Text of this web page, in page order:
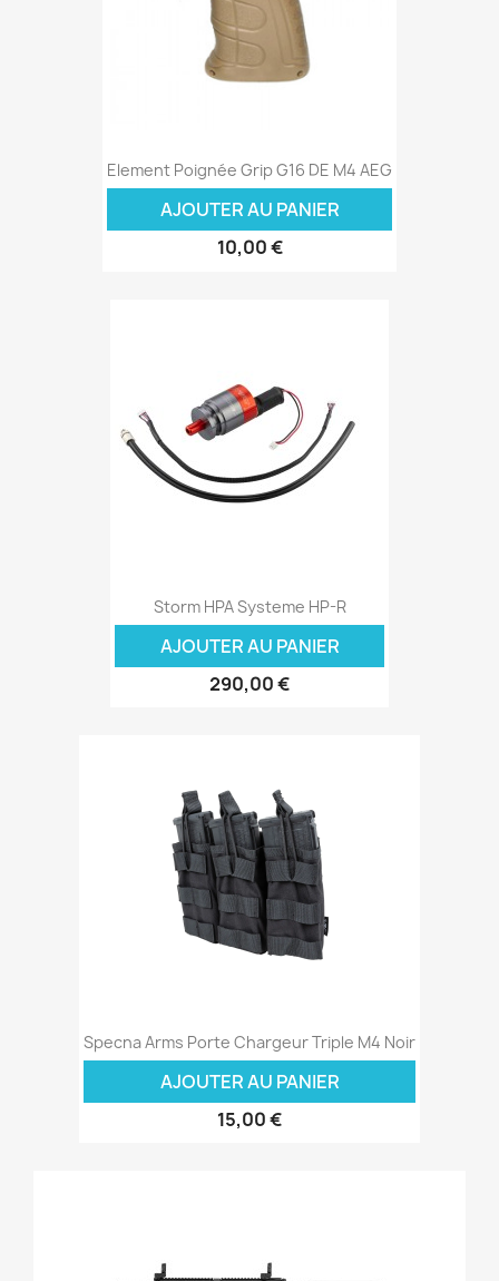
Element Poignée Grip G16 DE M4 AEG
AJOUTER AU PANIER
10,00 €
Storm HPA Systeme HP-R
AJOUTER AU PANIER
290,00 €
Specna Arms Porte Chargeur Triple M4 Noir
AJOUTER AU PANIER
15,00 €